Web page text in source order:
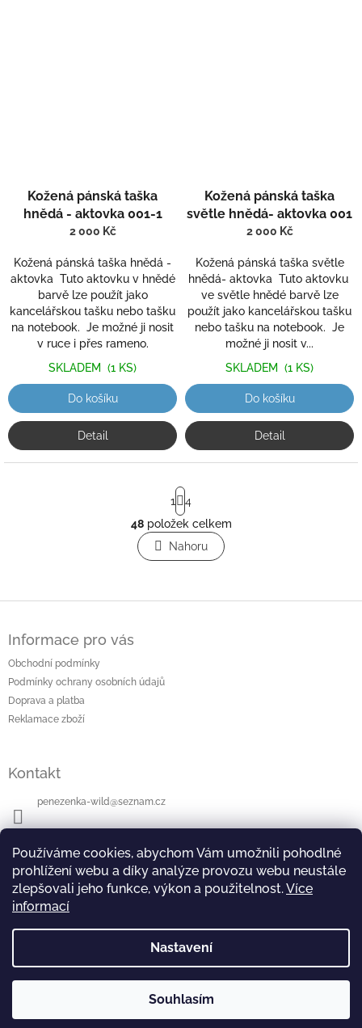
Používáme cookies, abychom Vám umožnili pohodlné
prohlížení webu a díky analýze provozu webu neustále
zlepšovali jeho funkce, výkon a použitelnost.Více
informací
Nastavení
Souhlasím
Kožená pánská taška
hnědá - aktovka 001-1
2 000 Kč
Kožená pánská taška hnědá -
aktovka Tuto aktovku v hnědé
barvě lze použít jako
kancelářskou tašku nebo tašku
na notebook. Je možné ji nosit
v ruce i přes rameno.
SKLADEM (1 KS)
Do košíku
Detail
Kožená pánská taška
světle hnědá- aktovka 001
2 000 Kč
Kožená pánská taška světle
hnědá- aktovka Tuto aktovku
ve světle hnědé barvě lze
použít jako kancelářskou tašku
nebo tašku na notebook. Je
možné ji nosit v...
SKLADEM (1 KS)
Do košíku
Detail
O
v
l
a
S
t
r
á
n
k
á
1
4
48položek celkem
Nahoru
Informace pro vás
Obchodní podmínky
Podmínky ochrany osobních údajů
Doprava a platba
Reklamace zboží
Kontakt
penezenka-wild@seznam.cz
Přijímáme online platby
Copyright 2026Peněženka -WILD
vyhrazena.